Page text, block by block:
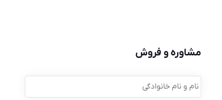
مشاوره و فروش
نام
و
نام